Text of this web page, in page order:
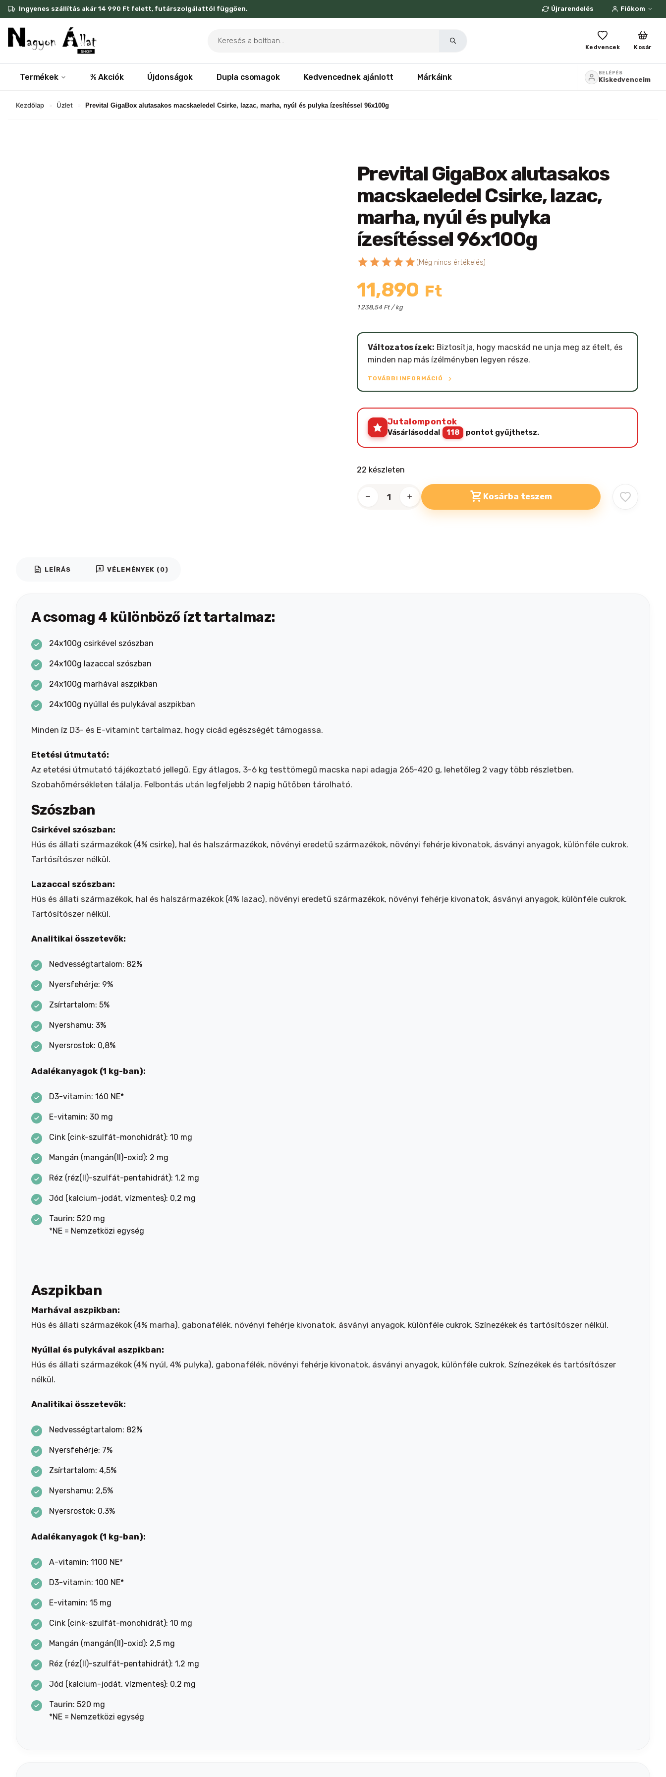
Skip
to
content
Ingyenes szállítás akár 14 990 Ft felett, futárszolgálattól függően. Újrarendelés Fiókom
search
Kedvencek Kosár
Termékek % Akciók Újdonságok Dupla csomagok Kedvencednek ajánlott Márkáink BELÉPÉS
Kiskedvenceim
Kezdőlap Üzlet Prevital GigaBox alutasakos macskaeledel Csirke, lazac, marha, nyúl és pulyka ízesítéssel 96x100g
Prevital GigaBox alutasakos
macskaeledel Csirke, lazac,
marha, nyúl és pulyka
ízesítéssel 96x100g
starstarstarstarstar(Még nincs értékelés)
11,890 Ft
1 238,54 Ft / kg
Változatos ízek: Biztosítja, hogy macskád ne unja meg az ételt, és
minden nap más ízélményben legyen része.
TOVÁBBI INFORMÁCIÓ
Jutalompontok
Vásárlásoddal 118 pontot gyűjthetsz.
22 készleten
Kosárba teszem
description LEÍRÁS reviews VÉLEMÉNYEK (0)
A csomag 4 különböző ízt tartalmaz:
24x100g csirkével szószban
24x100g lazaccal szószban
24x100g marhával aszpikban
24x100g nyúllal és pulykával aszpikban
Minden íz D3- és E-vitamint tartalmaz, hogy cicád egészségét támogassa.
Etetési útmutató:
Az etetési útmutató tájékoztató jellegű. Egy átlagos, 3-6 kg testtömegű macska napi adagja 265-420 g, lehetőleg 2 vagy több részletben.
Szobahőmérsékleten tálalja. Felbontás után legfeljebb 2 napig hűtőben tárolható.
Szószban
Csirkével szószban:
Hús és állati származékok (4% csirke), hal és halszármazékok, növényi eredetű származékok, növényi fehérje kivonatok, ásványi anyagok, különféle cukrok.
Tartósítószer nélkül.
Lazaccal szószban:
Hús és állati származékok, hal és halszármazékok (4% lazac), növényi eredetű származékok, növényi fehérje kivonatok, ásványi anyagok, különféle cukrok.
Tartósítószer nélkül.
Analitikai összetevők:
Nedvességtartalom: 82%
Nyersfehérje: 9%
Zsírtartalom: 5%
Nyershamu: 3%
Nyersrostok: 0,8%
Adalékanyagok (1 kg-ban):
D3-vitamin: 160 NE*
E-vitamin: 30 mg
Cink (cink-szulfát-monohidrát): 10 mg
Mangán (mangán(II)-oxid): 2 mg
Réz (réz(II)-szulfát-pentahidrát): 1,2 mg
Jód (kalcium-jodát, vízmentes): 0,2 mg
Taurin: 520 mg
*NE = Nemzetközi egység
Aszpikban
Marhával aszpikban:
Hús és állati származékok (4% marha), gabonafélék, növényi fehérje kivonatok, ásványi anyagok, különféle cukrok. Színezékek és tartósítószer nélkül.
Nyúllal és pulykával aszpikban:
Hús és állati származékok (4% nyúl, 4% pulyka), gabonafélék, növényi fehérje kivonatok, ásványi anyagok, különféle cukrok. Színezékek és tartósítószer
nélkül.
Analitikai összetevők:
Nedvességtartalom: 82%
Nyersfehérje: 7%
Zsírtartalom: 4,5%
Nyershamu: 2,5%
Nyersrostok: 0,3%
Adalékanyagok (1 kg-ban):
A-vitamin: 1100 NE*
D3-vitamin: 100 NE*
E-vitamin: 15 mg
Cink (cink-szulfát-monohidrát): 10 mg
Mangán (mangán(II)-oxid): 2,5 mg
Réz (réz(II)-szulfát-pentahidrát): 1,2 mg
Jód (kalcium-jodát, vízmentes): 0,2 mg
Taurin: 520 mg
*NE = Nemzetközi egység